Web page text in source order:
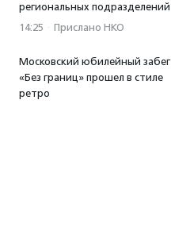
региональных подразделений
14:25 · Прислано НКО
Московский юбилейный забег
«Без границ» прошел в стиле
ретро